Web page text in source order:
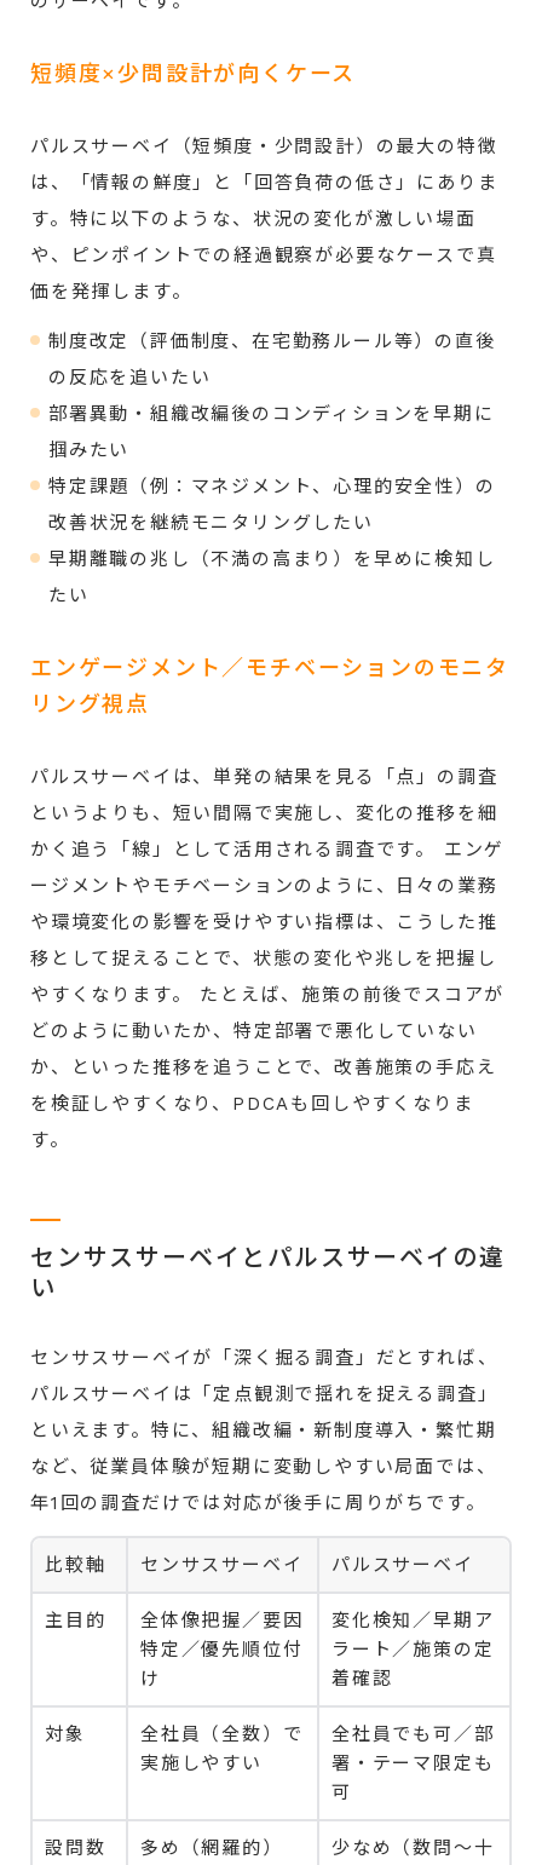
短頻度×少問設計が向くケース
パルスサーベイ（短頻度・少問設計）の最大の特徴
は、「情報の鮮度」と「回答負荷の低さ」にありま
す。特に以下のような、状況の変化が激しい場面
や、ピンポイントでの経過観察が必要なケースで真
価を発揮します。
制度改定（評価制度、在宅勤務ルール等）の直後
の反応を追いたい
部署異動・組織改編後のコンディションを早期に
掴みたい
特定課題（例：マネジメント、心理的安全性）の
改善状況を継続モニタリングしたい
早期離職の兆し（不満の高まり）を早めに検知し
たい
エンゲージメント／モチベーションのモニタ
リング視点
パルスサーベイは、単発の結果を見る「点」の調査
というよりも、短い間隔で実施し、変化の推移を細
かく追う「線」として活用される調査です。 エンゲ
ージメントやモチベーションのように、日々の業務
や環境変化の影響を受けやすい指標は、こうした推
移として捉えることで、状態の変化や兆しを把握し
やすくなります。 たとえば、施策の前後でスコアが
どのように動いたか、特定部署で悪化していない
か、といった推移を追うことで、改善施策の手応え
を検証しやすくなり、PDCAも回しやすくなりま
す。
センサスサーベイとパルスサーベイの違
い
センサスサーベイが「深く掘る調査」だとすれば、
パルスサーベイは「定点観測で揺れを捉える調査」
といえます。特に、組織改編・新制度導入・繁忙期
など、従業員体験が短期に変動しやすい局面では、
年1回の調査だけでは対応が後手に周りがちです。
比較軸 センサスサーベイ パルスサーベイ
主目的
全体像把握／要因
特定／優先順位付
け
変化検知／早期ア
ラート／施策の定
着確認
対象
全社員（全数）で
実施しやすい
全社員でも可／部
署・テーマ限定も
可
設問数 多め（網羅的） 少なめ（数問〜十